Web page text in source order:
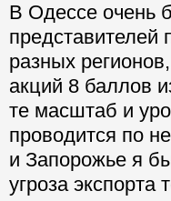
В Одессе очень
представителей
разных
акций 8 баллов
те масштаб и
проводится по
и Запорожье я
угроза